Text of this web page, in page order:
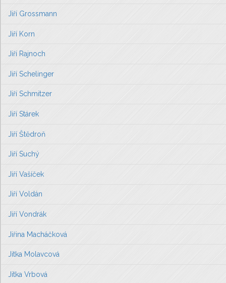
Jiří Grossmann
Jiří Korn
Jiří Rajnoch
Jiří Schelinger
Jiří Schmitzer
Jiří Stárek
Jiří Štědroň
Jiří Suchý
Jiří Vašíček
Jiří Voldán
Jiří Vondrák
Jiřina Macháčková
Jitka Molavcová
Jitka Vrbová